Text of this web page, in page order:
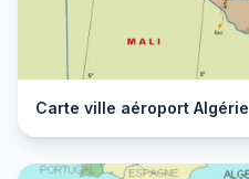
Carte ville aéroport Algérie